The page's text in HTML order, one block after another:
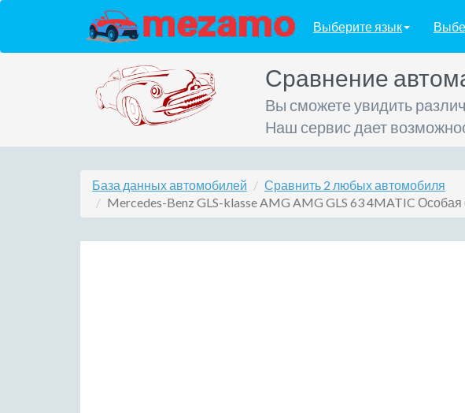
Выберите язык
Сравнение
Вы сможете увидить
Наш сервис дает
База данных автомобилей
Сравнить 2 любых автомобиля
Mercedes-Benz GLS-klasse AMG AMG GLS 63 4MATIC Особая